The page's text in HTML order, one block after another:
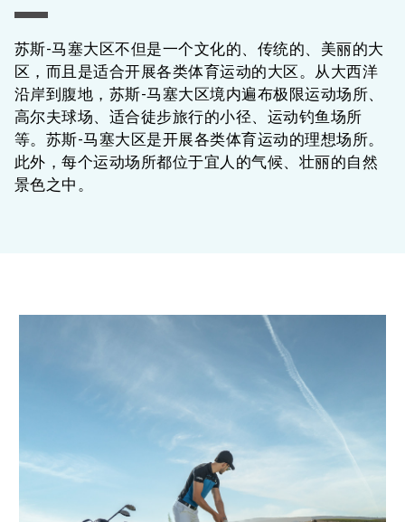
苏斯-马塞大区不但是一个文化的、传统的、美丽的大
区，而且是适合开展各类体育运动的大区。从大西洋
沿岸到腹地，苏斯-马塞大区境内遍布极限运动场所、
高尔夫球场、适合徒步旅行的小径、运动钓鱼场所
等。苏斯-马塞大区是开展各类体育运动的理想场所。
此外，每个运动场所都位于宜人的气候、壮丽的自然
景色之中。